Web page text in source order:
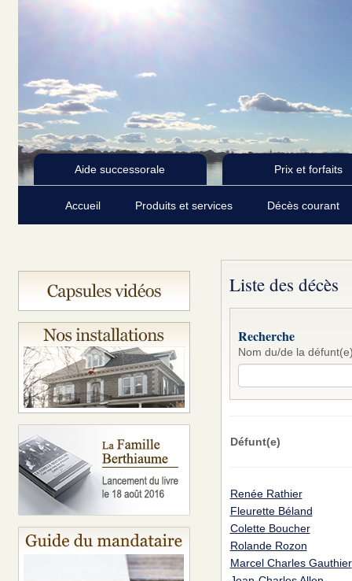
Aide successorale Prix et forfaits
Accueil Produits et services Décès courant
Liste des décès
Recherche
Nom du/de la
Défunt(e)
Renée Rathier
Fleurette Béland
Colette Boucher
Rolande Rozon
Marcel Charles Gauthier